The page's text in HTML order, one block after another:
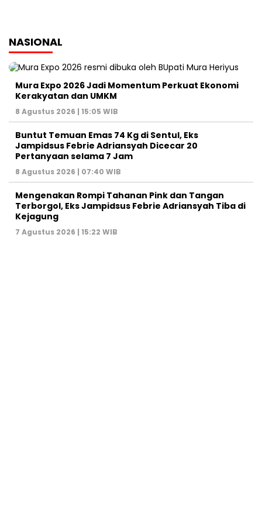
NASIONAL
Mura Expo 2026 Jadi Momentum Perkuat Ekonomi
Kerakyatan dan UMKM
8 Agustus 2026 | 15:05 WIB
Buntut Temuan Emas 74 Kg di Sentul, Eks
Jampidsus Febrie Adriansyah Dicecar 20
Pertanyaan selama 7 Jam
8 Agustus 2026 | 07:40 WIB
Mengenakan Rompi Tahanan Pink dan Tangan
Terborgol, Eks Jampidsus Febrie Adriansyah Tiba di
Kejagung
7 Agustus 2026 | 15:22 WIB